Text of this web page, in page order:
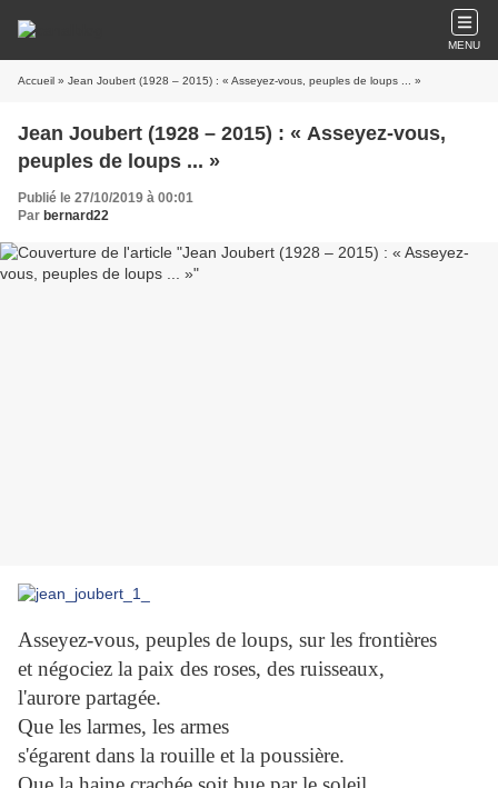
MENU
Accueil » Jean Joubert (1928 – 2015) : « Asseyez-vous, peuples de loups ... »
Jean Joubert (1928 – 2015) : « Asseyez-vous,
peuples de loups ... »
Publié le 27/10/2019 à 00:01
Par bernard22
Asseyez-vous, peuples de loups, sur les frontières
et négociez la paix des roses, des ruisseaux,
l'aurore partagée.
Que les larmes, les armes
s'égarent dans la rouille et la poussière.